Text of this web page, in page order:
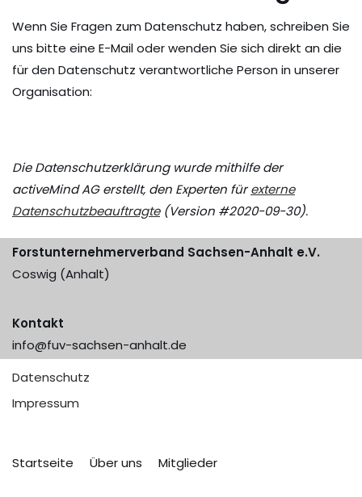
Wenn Sie Fragen zum Datenschutz haben, schreiben Sie
uns bitte eine E-Mail oder wenden Sie sich direkt an die
für den Datenschutz verantwortliche Person in unserer
Organisation:
Die Datenschutzerklärung wurde mithilfe der
activeMind AG erstellt, den Experten fürexterne
Datenschutzbeauftragte(Version #2020-09-30).
Forstunternehmerverband Sachsen-Anhalt e.V.
Coswig (Anhalt)
Kontakt
info@fuv-sachsen-anhalt.de
Datenschutz
Impressum
Startseite Über uns Mitglieder